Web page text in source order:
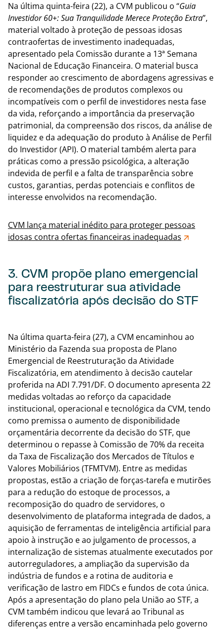
Na última quinta-feira (22), a CVM publicou o “Guia
Investidor 60+: Sua Tranquilidade Merece Proteção Extra”,
material voltado à proteção de pessoas idosas
contraofertas de investimento inadequadas,
apresentado pela Comissão durante a 13ª Semana
Nacional de Educação Financeira. O material busca
responder ao crescimento de abordagens agressivas e
de recomendações de produtos complexos ou
incompatíveis com o perfil de investidores nesta fase
da vida, reforçando a importância da preservação
patrimonial, da compreensão dos riscos, da análise de
liquidez e da adequação do produto à Análise de Perfil
do Investidor (API). O material também alerta para
práticas como a pressão psicológica, a alteração
indevida de perfil e a falta de transparência sobre
custos, garantias, perdas potenciais e conflitos de
interesse envolvidos na recomendação.
CVM lança material inédito para proteger pessoas
idosas contra ofertas financeiras inadequadas
3. CVM propõe plano emergencial
para reestruturar sua atividade
fiscalizatória após decisão do STF
Na última quarta-feira (27), a CVM encaminhou ao
Ministério da Fazenda sua proposta de Plano
Emergencial de Reestruturação da Atividade
Fiscalizatória, em atendimento à decisão cautelar
proferida na ADI 7.791/DF. O documento apresenta 22
medidas voltadas ao reforço da capacidade
institucional, operacional e tecnológica da CVM, tendo
como premissa o aumento de disponibilidade
orçamentária decorrente da decisão do STF, que
determinou o repasse à Comissão de 70% da receita
da Taxa de Fiscalização dos Mercados de Títulos e
Valores Mobiliários (TFMTVM). Entre as medidas
propostas, estão a criação de forças-tarefa e mutirões
para a redução do estoque de processos, a
recomposição do quadro de servidores, o
desenvolvimento de plataforma integrada de dados, a
aquisição de ferramentas de inteligência artificial para
apoio à instrução e ao julgamento de processos, a
internalização de sistemas atualmente executados por
autorreguladores, a ampliação da supervisão da
indústria de fundos e a rotina de auditoria e
verificação de lastro em FIDCs e fundos de cota única.
Após a apresentação do plano pela União ao STF, a
CVM também indicou que levará ao Tribunal as
diferenças entre a versão encaminhada pelo governo